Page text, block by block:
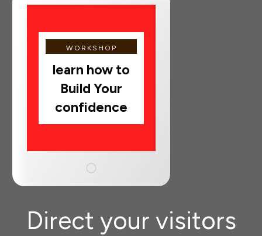
WORKSHOP
learn how to
Build Your
confidence
Direct your visitors